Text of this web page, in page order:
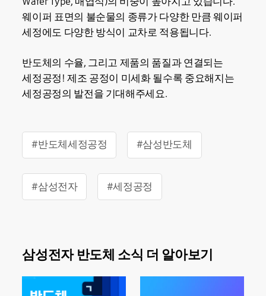
웨이퍼 표면의 불순물의 종류가 다양한 만큼 웨이퍼
세정에도 다양한 방식이 교차로 적용됩니다.
반도체의 수율, 그리고 제품의 품질과 연결되는
세정공정! 제조 공정이 미세화 될수록 중요해지는
세정공정의 발전을 기대해주세요.
#반도체세정공정 #삼성반도체
#삼성전자 #세정공정
삼성전자 반도체 소식 더 알아보기